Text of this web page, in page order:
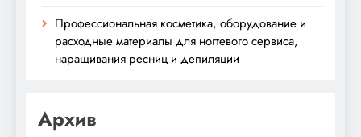
Профессиональная косметика, оборудование и
расходные материалы для ногтевого сервиса,
наращивания ресниц и депиляции
Архив